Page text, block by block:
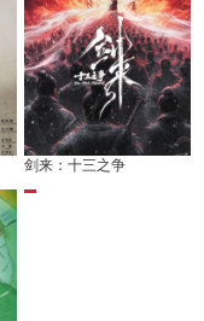
剑来：十三之争